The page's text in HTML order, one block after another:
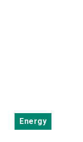
Energy